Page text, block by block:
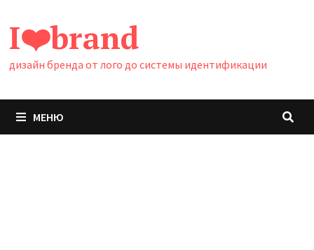
содержимому
I❤️brand
дизайн бренда от лого до системы идентификации
МЕНЮ